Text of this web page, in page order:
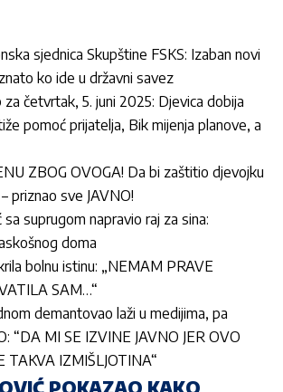
sjednica Skupštine FSKS: Izaban novi
ko ide u državni savez
četvrtak, 5. juni 2025: Djevica dobija
pomoć prijatelja, Bik mijenja planove, a
ZBOG OVOGA! Da bi zaštitio djevojku
priznao sve JAVNO!
suprugom napravio raj za sina:
doma
bolnu istinu: „NEMAM PRAVE
SAM…“
demantovao laži u medijima, pa
“DA MI SE IZVINE JAVNO JER OVO
TAKVA IZMIŠLJOTINA“
POKAZAO KAKO